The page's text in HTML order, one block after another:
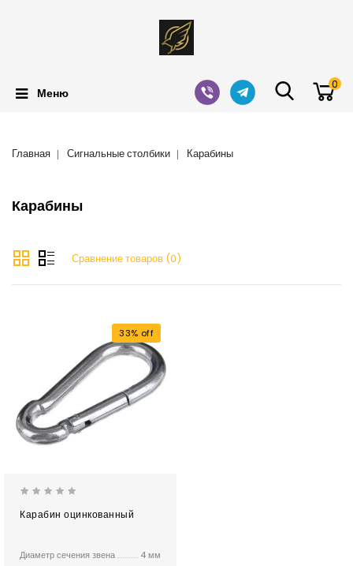
0
Меню
Главная Сигнальные столбики Карабины
Карабины
Сравнение товаров (0)
33% off
Карабин оцинкованный
Диаметр сечения звена
4 мм